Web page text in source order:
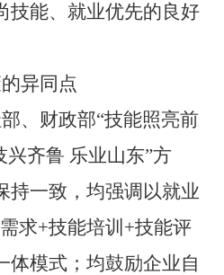
技能、就业优先的良好
异同点
、财政部“技能照亮前
兴齐鲁 乐业山东”方
持一致，均强调以就业
求+技能培训+技能评
体模式；均鼓励企业自